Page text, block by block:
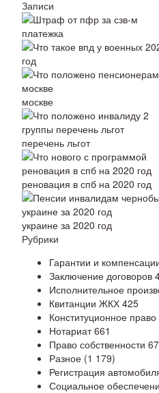
Записи
москве
перечень льгот
реновация в спб на 2020 год
украине за 2020 год
Рубрики
Гарантии и
Заключение договоров
Исполнительное
Квитанции ЖКХ 425
Конституционное право
Нотариат661
Право собственности
Разное (1 179)
Регистрация
Социальное